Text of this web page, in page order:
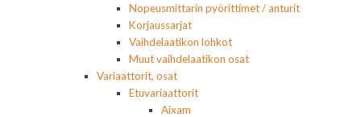
Nopeusmittarin pyörittimet / anturit
Korjaussarjat
Vaihdelaatikon lohkot
Muut vaihdelaatikon osat
Variaattorit, osat
Etuvariaattorit
Aixam